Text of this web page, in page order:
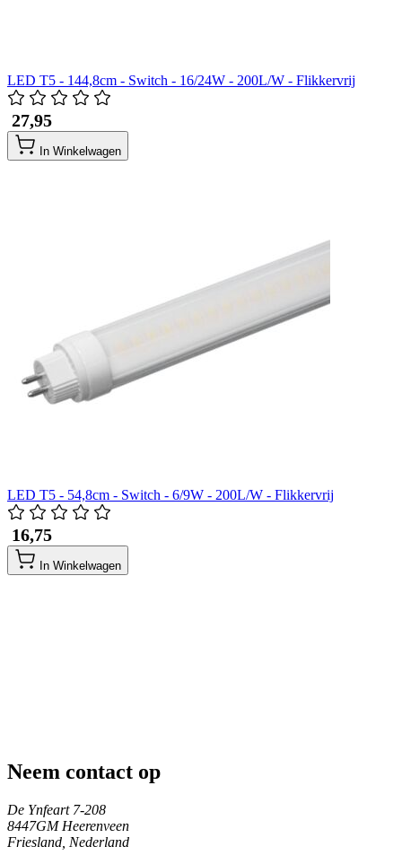
LED T5 - 144,8cm - Switch - 16/24W - 200L/W - Flikkervrij
​ 27,95
In Winkelwagen
LED T5 - 54,8cm - Switch - 6/9W - 200L/W - Flikkervrij
​ 16,75
In Winkelwagen
Neem contact op
De Ynfeart 7-208
8447GM Heerenveen
Friesland, Nederland